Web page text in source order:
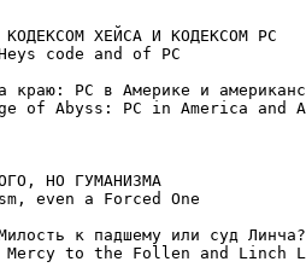
ХЕЙСА И КОДЕКСОМ РС
code and of PC
краю: РС в Америке и
of Abyss: PC in America and
НО ГУМАНИЗМА
even a Forced One
к падшему или суд
Mercy to the Follen and Linch